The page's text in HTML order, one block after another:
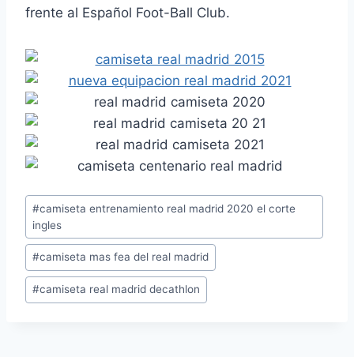
frente al Español Foot-Ball Club.
Etiquetas
de
la
entrada:
#camiseta entrenamiento real madrid 2020 el corte
ingles
#camiseta mas fea del real madrid
#camiseta real madrid decathlon